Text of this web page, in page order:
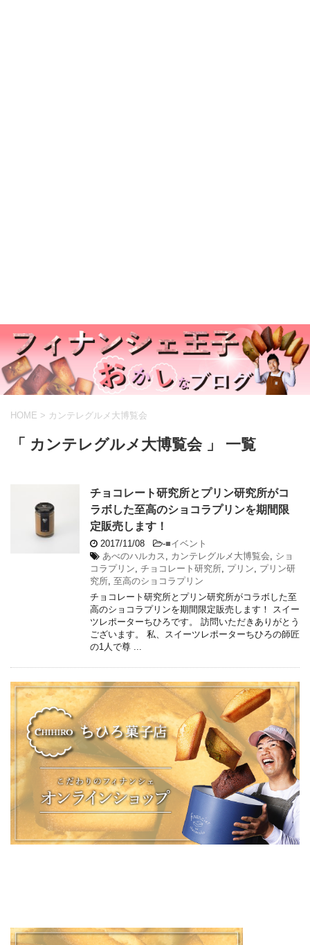
HOME > カンテレグルメ大博覧会
「 カンテレグルメ大博覧会 」 一覧
チョコレート研究所とプリン研究所がコ
ラボした至高のショコラプリンを期間限
定販売します！
2017/11/08 -■イベント
あべのハルカス
カンテレグルメ大博覧会
ショ
コラプリン チョコレート研究所 プリン
プリン研
究所 至高のショコラプリン
チョコレート研究所とプリン研究所がコラボした至
高のショコラプリンを期間限定販売します！ スイー
ツレポーターちひろです。 訪問いただきありがとう
ございます。 私、スイーツレポーターちひろの師匠
の1人で尊 ...